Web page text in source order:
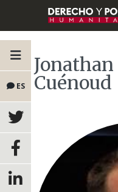
ES
Jonathan
Cuénoud